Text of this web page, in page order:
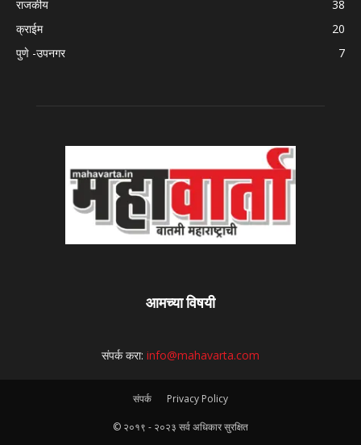
राजकीय
38
क्राईम
20
पुणे -उपनगर
7
आमच्या विषयी
संपर्क करा: info@mahavarta.com
संपर्क Privacy Policy
© २०१९ - २०२३ सर्व अधिकार सुरक्षित